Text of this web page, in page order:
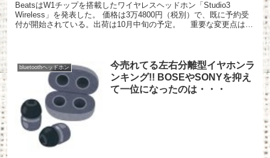
BeatsはW1チップを搭載したワイヤレスヘッドホン「Studio3
Wireless」を発表した。 価格は3万4800円（税別）で、既に予約受
付が開始されている。出荷は10月中旬の予定。 重要な変更点は全
bluetoothヘッドホン
今売れてる左右分離型イヤホンラ
ンキング!! BOSEやSONYを抑え
て一位になったのは・・・